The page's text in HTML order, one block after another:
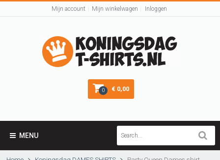
Mijn account Mijn winkelwagen Inloggen
0 € 0,00
MENU